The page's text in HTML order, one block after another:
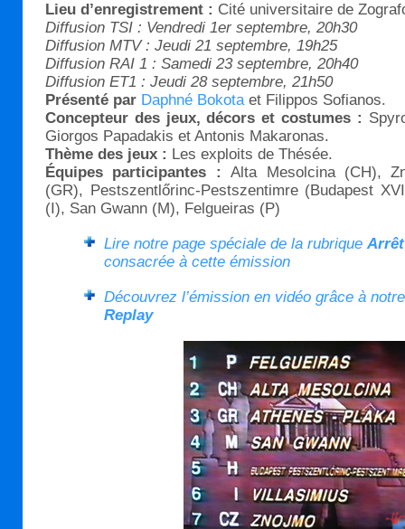
Lieu d’enregistrement : Cité universitaire de
Diffusion TSI : Vendredi 1er septembre, 20h30
Diffusion MTV : Jeudi 21 septembre, 19h25
Diffusion RAI 1 : Samedi 23 septembre, 20h40
Diffusion ET1 : Jeudi 28 septembre, 21h50
Présenté par Daphné Bokotaet Filippos Sofianos.
Concepteur des jeux, décors et costumes :
Giorgos Papadakis et Antonis Μakaronas.
Thème des jeux : Les exploits de Thésée.
Équipes participantes :Alta Mesolcina (CH),
(GR), Pestszentlőrinc-Pestszentimre (Budapest
(I), San Gwann (M), Felgueiras (P)
Lire notre page spéciale de la rubrique
consacrée à cette émission
Découvrez l’émission en vidéo grâce à
Replay